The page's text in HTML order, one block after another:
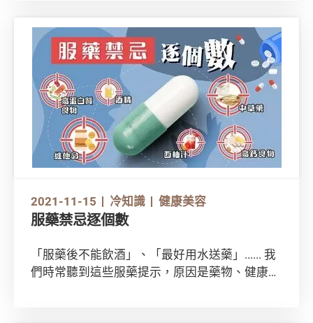
關治療服務的時間，不少人會選用非公營機構服
務。但原來本港現時言語治療師的註冊制度屬自
願登記性質，規管有限，所提供的服務亦不盡相
同。消費者在選擇服務時應注意甚麼？
2021-11-15 冷知識 健康美容
服藥禁忌逐個數
「服藥後不能飲酒」、「最好用水送藥」...... 我
們時常聽到這些服藥提示，原因是藥物、健康食